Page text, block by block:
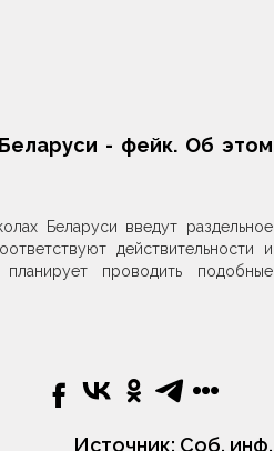
- фейк. Об этом
Беларуси введут раздельное
действительности и
проводить подобные
Источник: Соб. инф.